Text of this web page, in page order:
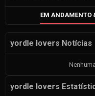
EM ANDAMENTO
yordle lovers Notícias
yordle lovers